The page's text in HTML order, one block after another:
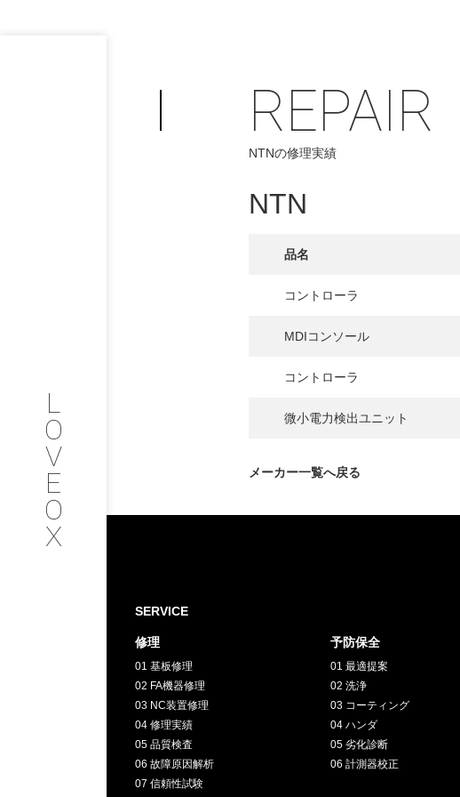
L
O
V
E
O
X
PHILOSOPHY
COMPANY
PROFILE
SERVICE
お客様インタビュー
RECRUIT
採用情報
GREEN
お問い合わせ
REPAIR
NTNの修理実績
NTN
品名
コントローラ
MDIコンソール
コントローラ
微小電力検出ユニット
メーカー一覧へ戻る
SERVICE
修理
01 基板修理
02 FA機器修理
03 NC装置修理
04 修理実績
05 品質検査
06 故障原因解析
07 信頼性試験
予防保全
01 最適提案
02 洗浄
03 コーティング
04 ハンダ
05 劣化診断
06 計測器校正